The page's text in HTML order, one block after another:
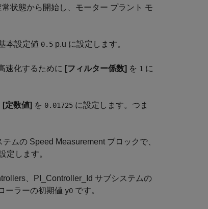
状態から開始し、モーター プラント モ
本設定値 0.5 p.u に設定します。
速化するために [フィルター係数] を 1 に
[定数値] を 0.01725 に設定します。つま
ムの Speed Measurement ブロックで、
定します。
、PI_Controller_Id サブシステムの
ーラーの初期値 y0 です。